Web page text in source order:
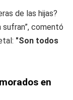
de las hijas?
sufran”, comentó
"Son todos
en